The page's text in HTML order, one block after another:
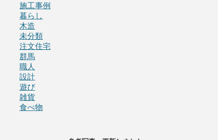
施工事例
暮らし
木造
未分類
注文住宅
群馬
職人
設計
遊び
雑貨
食べ物